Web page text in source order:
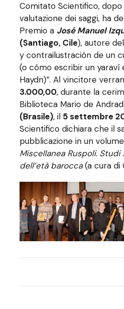
Comitato Scientifico, dopo
valutazione dei saggi, ha
Premio a José Manuel
(Santiago, Cile), autore
y contrailustración de un
(o cómo escribir un yaraví
Haydn)”. Al vincitore
3.000,00, durante la
Biblioteca Mario de
(Brasile), il5 settembre
Scientifico dichiara che il
pubblicazione in un
Miscellanea Ruspoli. Studi
dell’età barocca(a cura di